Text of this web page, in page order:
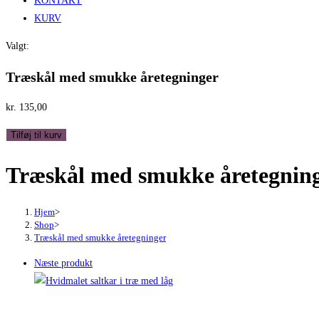
KURV
Valgt:
Træskål med smukke åretegninger
kr. 135,00
Træskål
smukke
Tilføj til kurv
Træskål med smukke
Hjem>
Shop>
Træskål med smukke åretegninger
Næste produkt